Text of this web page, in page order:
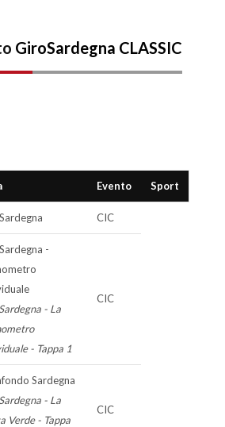
GiroSardegna CLASSIC
Evento Sport
CIC
-
- La
- Tappa 1
CIC
Sardegna
- La
Verde - Tappa
CIC